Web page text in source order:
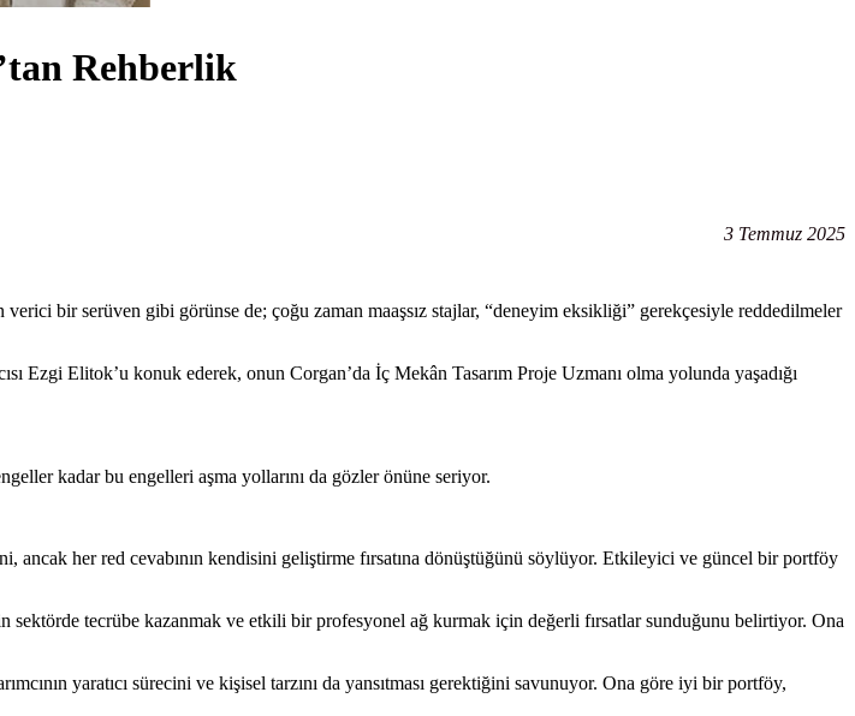
Rehberlik
3 Temmuz 2025
verici bir serüven gibi görünse de; çoğu zaman maaşsız stajlar, “deneyim eksikliği” gerekçesiyle reddedilmeler
Ezgi Elitok’u konuk ederek, onun Corgan’da İç Mekân Tasarım Proje Uzmanı olma yolunda yaşadığı
kadar bu engelleri aşma yollarını da gözler önüne seriyor.
ancak her red cevabının kendisini geliştirme fırsatına dönüştüğünü söylüyor. Etkileyici ve güncel bir portföy
sektörde tecrübe kazanmak ve etkili bir profesyonel ağ kurmak için değerli fırsatlar sunduğunu belirtiyor. Ona
yaratıcı sürecini ve kişisel tarzını da yansıtması gerektiğini savunuyor. Ona göre iyi bir portföy,